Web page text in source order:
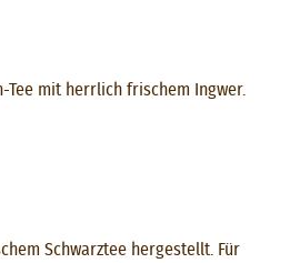
Tee mit herrlich frischem Ingwer.
Schwarztee hergestellt. Für